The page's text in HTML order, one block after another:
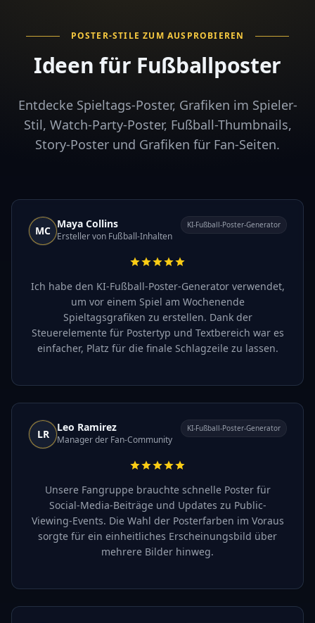
POSTER-STILE ZUM AUSPROBIEREN
Ideen für Fußballposter
Entdecke Spieltags-Poster, Grafiken im Spieler-
Stil, Watch-Party-Poster, Fußball-Thumbnails,
Story-Poster und Grafiken für Fan-Seiten.
MC
Maya Collins
Ersteller von Fußball-Inhalten
KI-Fußball-Poster-Generator
Ich habe den KI-Fußball-Poster-Generator verwendet,
um vor einem Spiel am Wochenende
Spieltagsgrafiken zu erstellen. Dank der
Steuerelemente für Postertyp und Textbereich war es
einfacher, Platz für die finale Schlagzeile zu lassen.
LR
Leo Ramirez
Manager der Fan-Community
KI-Fußball-Poster-Generator
Unsere Fangruppe brauchte schnelle Poster für
Social-Media-Beiträge und Updates zu Public-
Viewing-Events. Die Wahl der Posterfarben im Voraus
sorgte für ein einheitliches Erscheinungsbild über
mehrere Bilder hinweg.